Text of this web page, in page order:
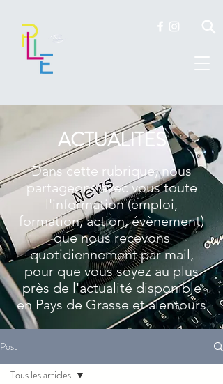
ACTUALITES
Dans cette rubrique, nous
partageons avec vous toute
l'information (emploi,
formation, action, évènement)
que nous recevons
quotidiennement par mail,
pour que vous soyez au plus
près de l'actualité disponible
en Pays de Grasse et alentours
Post
Tous les articles